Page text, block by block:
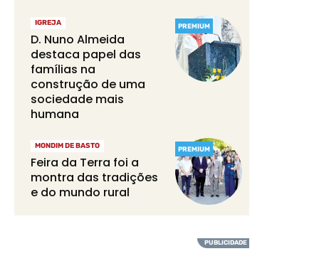
PREMIUM
IGREJA
D. Nuno Almeida
destaca papel das
famílias na
construção de uma
sociedade mais
humana
PREMIUM
MONDIM DE BASTO
Feira da Terra foi a
montra das tradições
e do mundo rural